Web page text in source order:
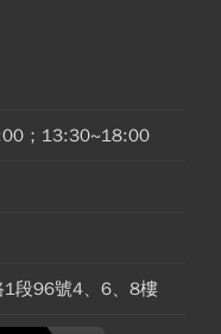
；13:30~18:00
1段96號4、6、8樓